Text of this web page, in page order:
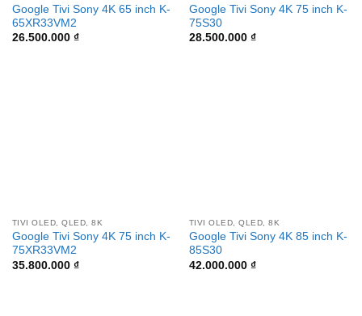
Google Tivi Sony 4K 65 inch K-
65XR33VM2
26.500.000 ₫
Google Tivi Sony 4K 75 inch K-
75S30
28.500.000 ₫
TIVI OLED, QLED, 8K
Google Tivi Sony 4K 75 inch K-
75XR33VM2
35.800.000 ₫
TIVI OLED, QLED, 8K
Google Tivi Sony 4K 85 inch K-
85S30
42.000.000 ₫